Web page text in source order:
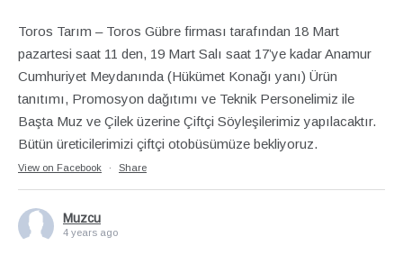
Toros Tarım – Toros Gübre firması tarafından 18 Mart
pazartesi saat 11 den, 19 Mart Salı saat 17’ye kadar Anamur
Cumhuriyet Meydanında (Hükümet Konağı yanı) Ürün
tanıtımı, Promosyon dağıtımı ve Teknik Personelimiz ile
Başta Muz ve Çilek üzerine Çiftçi Söyleşilerimiz yapılacaktır.
Bütün üreticilerimizi çiftçi otobüsümüze bekliyoruz.
View on Facebook · Share
Muzcu
4 years ago